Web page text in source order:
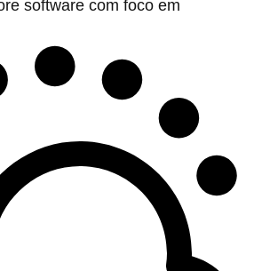
software com foco em